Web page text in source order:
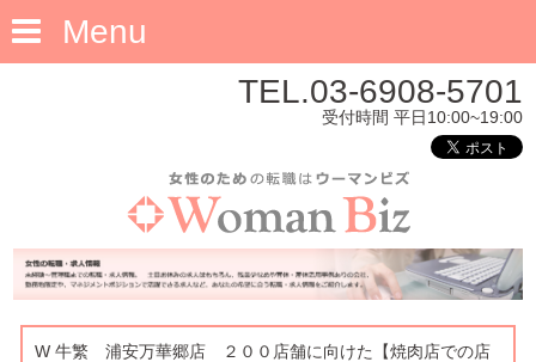
Menu
TEL.03-6908-5701
受付時間 平日10:00~19:00
W 牛繁 浦安万華郷店 ２００店舗に向けた【焼肉店での店